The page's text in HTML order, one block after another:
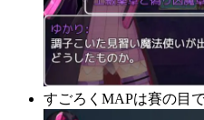
すごろくMAPは賽の目